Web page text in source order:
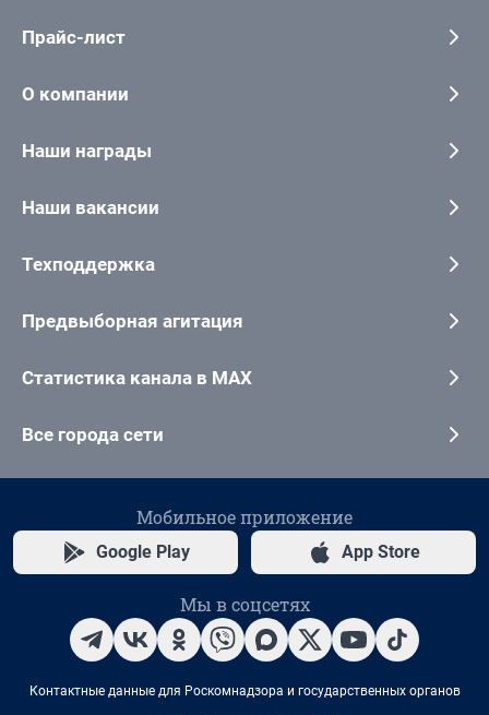
Прайс-лист
О компании
Наши награды
Наши вакансии
Техподдержка
Предвыборная агитация
Статистика канала в MAX
Все города сети
Мобильное приложение
Google Play App Store
Мы в соцсетях
Контактные данные для Роскомнадзора и государственных органов